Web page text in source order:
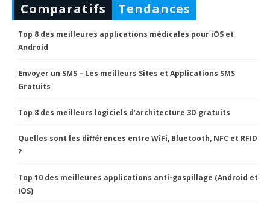
Comparatifs Tendances
Top 8 des meilleures applications médicales pour iOS et
Android
Envoyer un SMS – Les meilleurs Sites et Applications SMS
Gratuits
Top 8 des meilleurs logiciels d’architecture 3D gratuits
Quelles sont les différences entre WiFi, Bluetooth, NFC et RFID
?
Top 10 des meilleures applications anti-gaspillage (Android et
iOS)